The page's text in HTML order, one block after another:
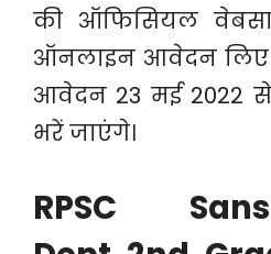
की ऑफिसियल
ऑनलाइन आवेदन लिए
आवेदन 23 मई 2022
भरें जाएंगे।
RPSC